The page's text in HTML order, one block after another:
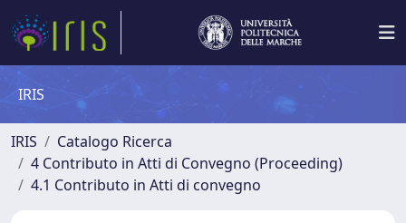
IRIS
IRIS
Catalogo Ricerca
4 Contributo in Atti di Convegno (Proceeding)
4.1 Contributo in Atti di convegno